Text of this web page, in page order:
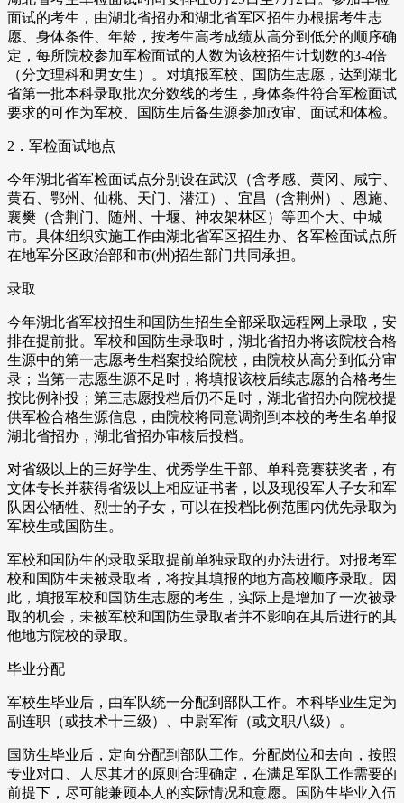
面试的考生，由湖北省招办和湖北省军区招生办根据考生志
愿、身体条件、年龄，按考生高考成绩从高分到低分的顺序确
定，每所院校参加军检面试的人数为该校招生计划数的3-4倍
（分文理科和男女生）。对填报军校、国防生志愿，达到湖北
省第一批本科录取批次分数线的考生，身体条件符合军检面试
要求的可作为军校、国防生后备生源参加政审、面试和体检。
2．军检面试地点
今年湖北省军检面试点分别设在武汉（含孝感、黄冈、咸宁、
黄石、鄂州、仙桃、天门、潜江）、宜昌（含荆州）、恩施、
襄樊（含荆门、随州、十堰、神农架林区）等四个大、中城
市。具体组织实施工作由湖北省军区招生办、各军检面试点所
在地军分区政治部和市(州)招生部门共同承担。
录取
今年湖北省军校招生和国防生招生全部采取远程网上录取，安
排在提前批。军校和国防生录取时，湖北省招办将该院校合格
生源中的第一志愿考生档案投给院校，由院校从高分到低分审
录；当第一志愿生源不足时，将填报该校后续志愿的合格考生
按比例补投；第三志愿投档后仍不足时，湖北省招办向院校提
供军检合格生源信息，由院校将同意调剂到本校的考生名单报
湖北省招办，湖北省招办审核后投档。
对省级以上的三好学生、优秀学生干部、单科竞赛获奖者，有
文体专长并获得省级以上相应证书者，以及现役军人子女和军
队因公牺牲、烈士的子女，可以在投档比例范围内优先录取为
军校生或国防生。
军校和国防生的录取采取提前单独录取的办法进行。对报考军
校和国防生未被录取者，将按其填报的地方高校顺序录取。因
此，填报军校和国防生志愿的考生，实际上是增加了一次被录
取的机会，未被军校和国防生录取者并不影响在其后进行的其
他地方院校的录取。
毕业分配
军校生毕业后，由军队统一分配到部队工作。本科毕业生定为
副连职（或技术十三级）、中尉军衔（或文职八级）。
国防生毕业后，定向分配到部队工作。分配岗位和去向，按照
专业对口、人尽其才的原则合理确定，在满足军队工作需要的
前提下，尽可能兼顾本人的实际情况和意愿。国防生毕业入伍